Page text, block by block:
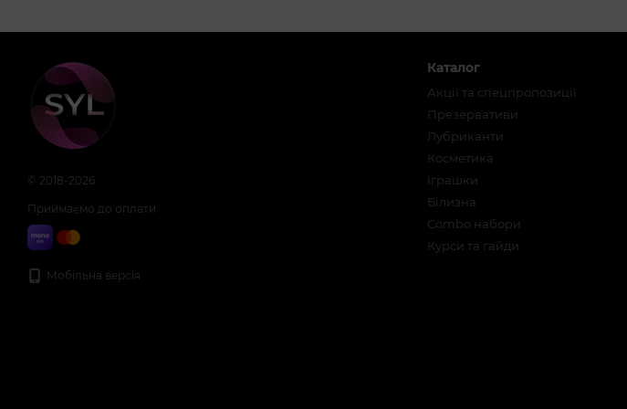
© 2018-2026
Приймаємо до оплати
Мобільна версія
Каталог
Акції та спецпропозиції
Презервативи
Лубриканти
Косметика
Іграшки
Білизна
Combo набори
Курси та гайди